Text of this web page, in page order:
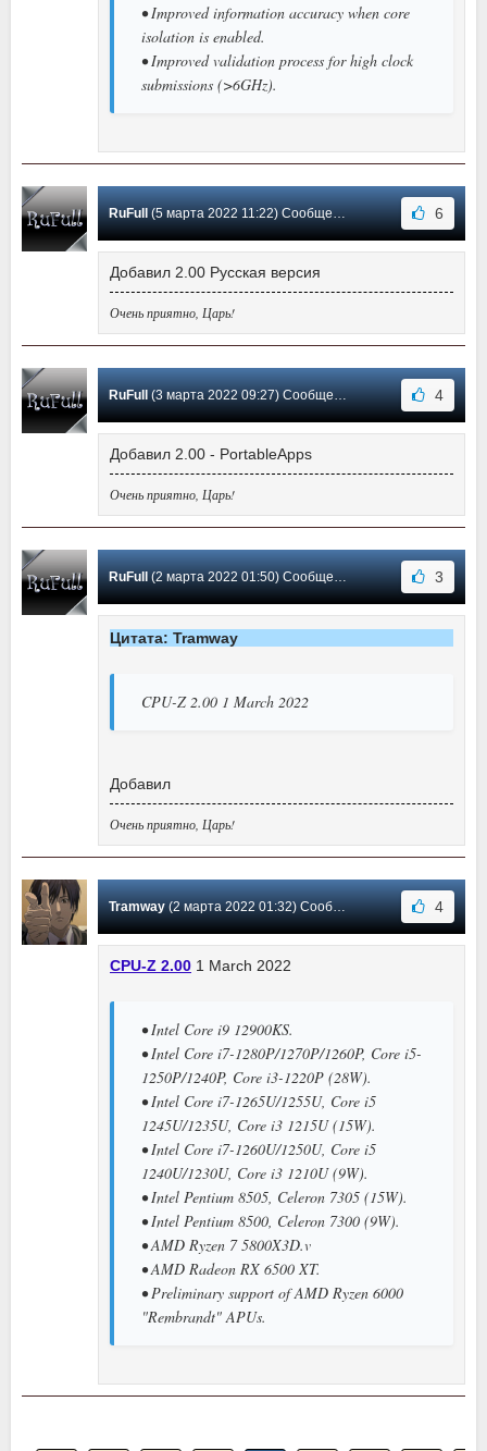
• Improved information accuracy when core
isolation is enabled.
• Improved validation process for high clock
submissions (>6GHz).
RuFull(5 марта 2022 11:22) Сообщение #370 6
Добавил 2.00 Русская версия
Очень приятно, Царь!
RuFull(3 марта 2022 09:27) Сообщение #369 4
Добавил 2.00 - PortableApps
Очень приятно, Царь!
RuFull(2 марта 2022 01:50) Сообщение #368 3
Цитата: Tramway
CPU-Z 2.00 1 March 2022
Добавил
Очень приятно, Царь!
Tramway(2 марта 2022 01:32) Сообщение #367 4
CPU-Z 2.00 1 March 2022
• Intel Core i9 12900KS.
• Intel Core i7-1280P/1270P/1260P, Core i5-
1250P/1240P, Core i3-1220P (28W).
• Intel Core i7-1265U/1255U, Core i5
1245U/1235U, Core i3 1215U (15W).
• Intel Core i7-1260U/1250U, Core i5
1240U/1230U, Core i3 1210U (9W).
• Intel Pentium 8505, Celeron 7305 (15W).
• Intel Pentium 8500, Celeron 7300 (9W).
• AMD Ryzen 7 5800X3D.v
• AMD Radeon RX 6500 XT.
• Preliminary support of AMD Ryzen 6000
"Rembrandt" APUs.